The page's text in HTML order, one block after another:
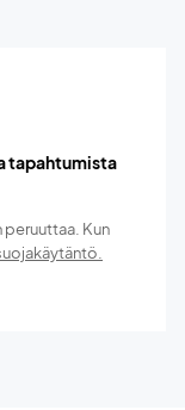
tapahtumista
peruuttaa. Kun